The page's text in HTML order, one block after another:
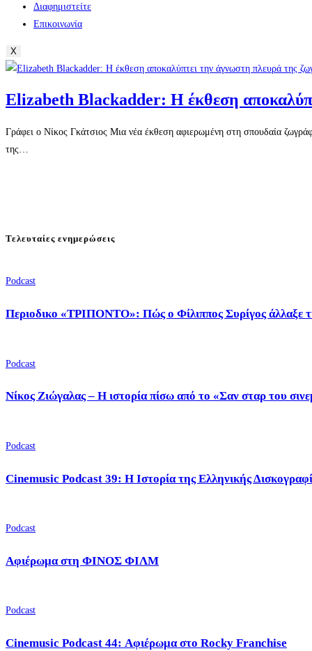
Διαφημιστείτε
Επικοινωνία
X
Elizabeth Blackadder: Η έκθεση
Γράφει ο Νίκος Γκάτσιος Μια νέα έκθεση αφιερωμένη στη σπουδαία
της…
Τελευταίες ενημερώσεις
Podcast
Περιοδικο «ΤΡΙΠΟΝΤΟ»: Πώς ο Φίλιππος Συρίγος άλλαξε
Podcast
Νίκος Ζιώγαλας – Η ιστορία πίσω από το «Σαν σταρ του
Podcast
Cinemusic Podcast 39: Η Ιστορία της Ελληνικής
Podcast
Αφιέρωμα στη ΦΙΝΟΣ ΦΙΛΜ
Podcast
Cinemusic Podcast 44: Αφιέρωμα στο Rocky Franchise